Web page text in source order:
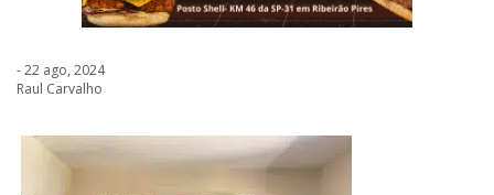
- 22 ago, 2024
Raul Carvalho